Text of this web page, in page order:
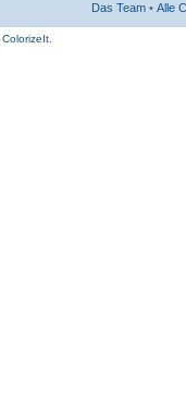
Das Team • Alle
ColorizeIt.